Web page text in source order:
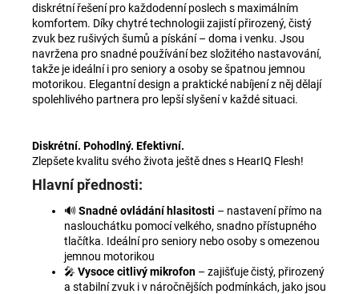
diskrétní řešení pro každodenní poslech s maximálním
komfortem. Díky chytré technologii zajistí přirozený, čistý
zvuk bez rušivých šumů a pískání – doma i venku. Jsou
navržena pro snadné používání bez složitého nastavování,
takže je ideální i pro seniory a osoby se špatnou jemnou
motorikou. Elegantní design a praktické nabíjení z něj dělají
spolehlivého partnera pro lepší slyšení v každé situaci.
Diskrétní. Pohodlný. Efektivní.
Zlepšete kvalitu svého života ještě dnes s HearIQ Flesh!
Hlavní přednosti:
🔊 Snadné ovládání hlasitosti – nastavení přímo na
naslouchátku pomocí velkého, snadno přístupného
tlačítka. Ideální pro seniory nebo osoby s omezenou
jemnou motorikou
🎤 Vysoce citlivý mikrofon – zajišťuje čistý, přirozený
a stabilní zvuk i v náročnějších podmínkách, jako jsou